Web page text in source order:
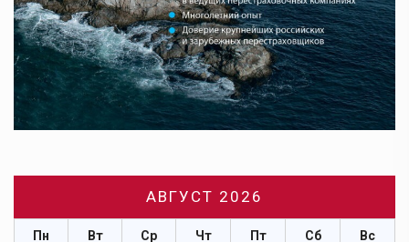
АВГУСТ 2026
Пн Вт Ср Чт Пт Сб Вс